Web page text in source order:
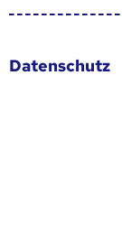
Datenschutz